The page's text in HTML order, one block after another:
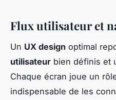
Flux utilisateur et
Un UX design optimal
utilisateur bien définis et
Chaque écran joue un
indispensable de les